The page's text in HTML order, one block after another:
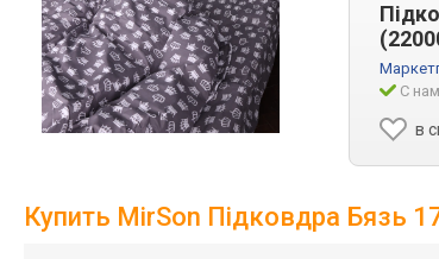
С
в
Купить MirSon Підковдра Бязь